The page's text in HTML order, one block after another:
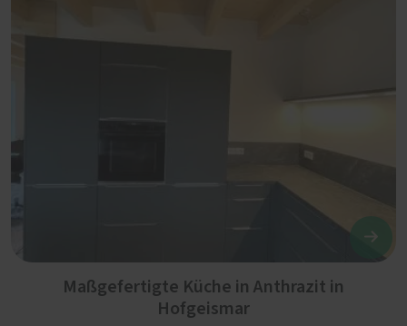
Maßgefertigte Küche in Anthrazit in
Hofgeismar